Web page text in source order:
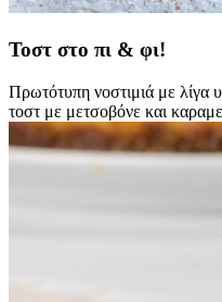
Τοστ στο πι & φι!
Πρωτότυπη νοστιμιά με λίγα
τοστ με μετσοβόνε και